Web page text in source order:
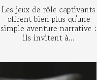
Les jeux de rôle captivants
offrent bien plus qu'une
simple aventure narrative :
ils invitent à...